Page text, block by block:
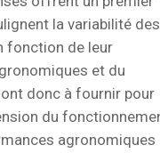
la variabilité des
fonction de leur
et du
donc à fournir pour
du
agronomiques